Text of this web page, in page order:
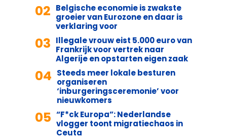
02 Belgische economie is zwakste
groeier van Eurozone en daar is
verklaring voor
03 Illegale vrouw eist 5.000 euro van
Frankrijk voor vertrek naar
Algerije en opstarten eigen zaak
04 Steeds meer lokale besturen
organiseren
‘inburgeringsceremonie’ voor
nieuwkomers
05 “F*ck Europa”: Nederlandse
vlogger toont migratiechaos in
Ceuta